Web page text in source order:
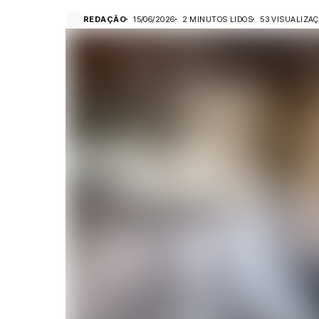
REDAÇÃO 15/06/2026 2 MINUTOS LIDOS 53